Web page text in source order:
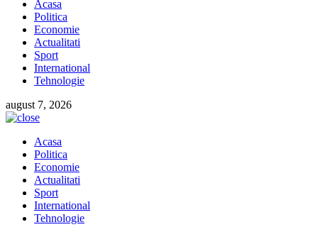
Acasa
Politica
Economie
Actualitati
Sport
International
Tehnologie
august 7, 2026
Acasa
Politica
Economie
Actualitati
Sport
International
Tehnologie